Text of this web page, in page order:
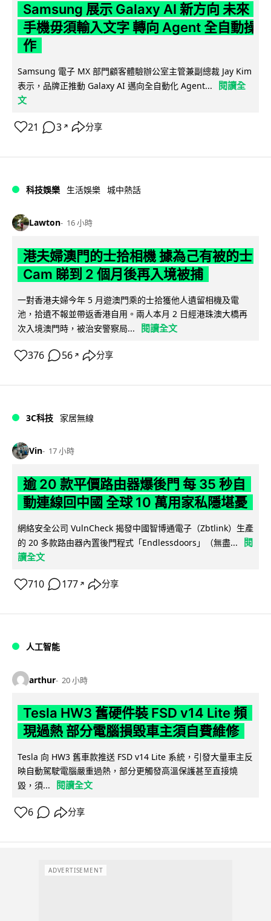
Samsung 展示 Galaxy AI 新方向 未來
手機毋須輸入文字 轉向 Agent 全自動操
作
Samsung 電子 MX 部門顧客體驗辦公室主管兼副總裁 Jay Kim
表示，品牌正推動 Galaxy AI 邁向全自動化 Agent...
閱讀全
文
21 3 ↗ 分享
科技娛樂 生活娛樂 城中熱話
Lawton 16 小時
港夫婦澳門的士拾相機 據為己有被的士
Cam 睇到 2 個月後再入境被捕
一對香港夫婦今年 5 月遊澳門乘的士拾獲他人遺留相機及電
池，拾遺不報並帶返香港自用。兩人本月 2 日經港珠澳大橋再
次入境澳門時，被治安警察局...
閱讀全文
376 56 ↗ 分享
3C科技 家居無線
Vin 17 小時
逾 20 款平價路由器爆後門 每 35 秒自
動連線回中國 全球 10 萬用家私隱堪憂
網絡安全公司 VulnCheck 揭發中國智博通電子（Zbtlink）生產
的 20 多款路由器內置後門程式「Endlessdoors」（無盡...
閱
讀全文
710 177 ↗ 分享
人工智能
arthur 20 小時
Tesla HW3 舊硬件裝 FSD v14 Lite 頻
現過熱 部分電腦損毀車主須自費維修
Tesla 向 HW3 舊車款推送 FSD v14 Lite 系統，引發大量車主反
映自動駕駛電腦嚴重過熱，部分更觸發高溫保護甚至直接燒
毀，須...
閱讀全文
6 分享
ADVERTISEMENT